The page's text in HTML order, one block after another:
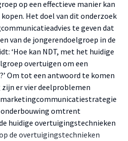
op een effectieve manier kan
Het doel van dit onderzoek
te geven dat
van de jongerendoelgroep in de
‘Hoe kan NDT, met het huidige
overtuigen om een
Om tot een antwoord te komen
er vier deelproblemen
onderbouwing omtrent
huidige overtuigingstechnieken
de overtuigingstechnieken